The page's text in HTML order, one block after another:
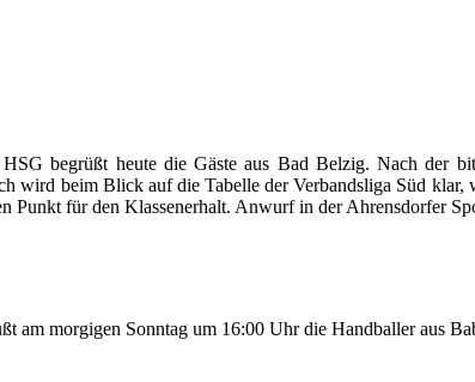
begrüßt heute die Gäste aus Bad Belzig. Nach der
wird beim Blick auf die Tabelle der Verbandsliga Süd
Punkt für den Klassenerhalt. Anwurf in der Ahrensdorfer
am morgigen Sonntag um 16:00 Uhr die Handballer aus